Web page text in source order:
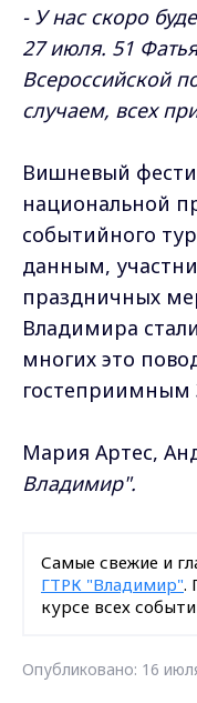
- У нас скоро
27 июля. 51
Всероссийской
случаем, всех
Вишневый
национальной
событийного
данным,
праздничных
Владимира
многих это
гостеприимным
Мария Артес,
Владимир".
Самые свежие и
ГТРК "Владимир".
курсе всех
Опубликовано: 16